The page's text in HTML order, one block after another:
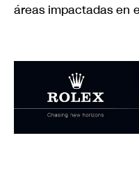
áreas impactadas en